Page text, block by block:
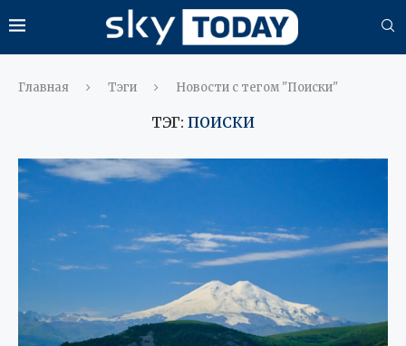
Главная Тэги Новости с тегом "Поиски"
ТЭГ: ПОИСКИ